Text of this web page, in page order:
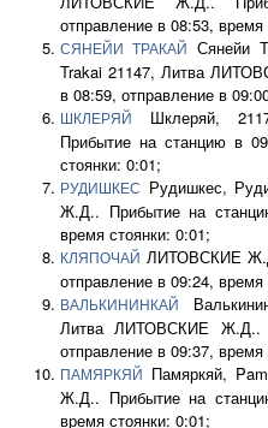
отправление в 08:53, время
СЯНЕЙИ ТРАКАЙ
Сянейи
Trakai 21147, Литва
в 08:59, отправление в
ШКЛЕРЯЙ
Шклеряй,
Прибытие на станцию в
стоянки: 0:01;
РУДИШКЕС
Рудишкес,
Ж.Д.. Прибытие на
время стоянки: 0:01;
КЛЯПОЧАЙ ЛИТОВСКИЕ
отправление в 09:24, время
ВАЛЬКИНИНКАЙ
Литва ЛИТОВСКИЕ Ж.Д..
отправление в 09:37, время
ПАМЯРКЯЙ
Памяркяй,
Ж.Д.. Прибытие на
время стоянки: 0:01;